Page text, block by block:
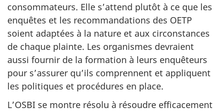
consommateurs. Elle s’attend plutôt à ce que les
enquêtes et les recommandations des OETP
soient adaptées à la nature et aux circonstances
de chaque plainte. Les organismes devraient
aussi fournir de la formation à leurs enquêteurs
pour s’assurer qu’ils comprennent et appliquent
les politiques et procédures en place.
L’OSBI se montre résolu à résoudre efficacement